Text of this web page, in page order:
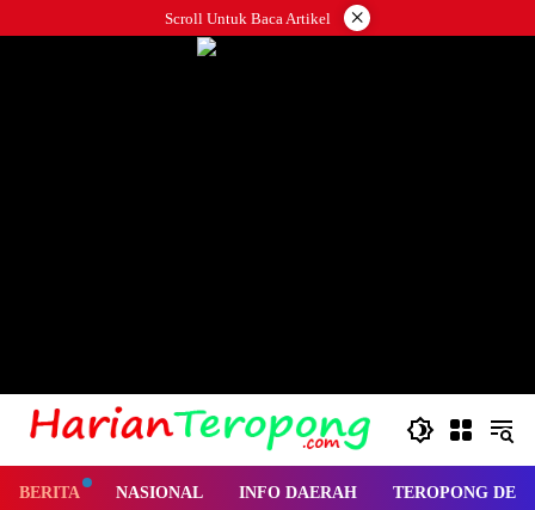
ke
Scroll Untuk Baca Artikel ×
BERITA NASIONAL INFO DAERAH TEROPONG